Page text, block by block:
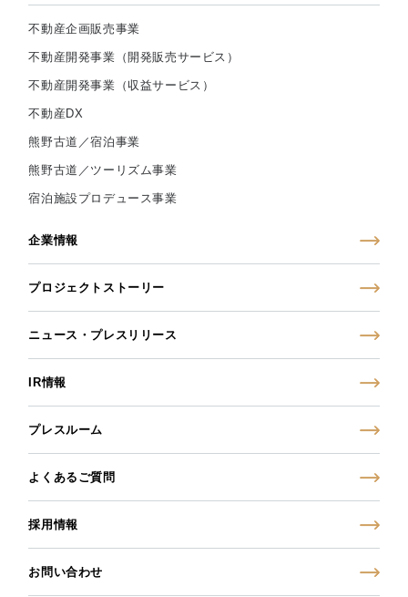
不動産企画販売事業
不動産開発事業（開発販売サービス）
不動産開発事業（収益サービス）
不動産DX
熊野古道／宿泊事業
熊野古道／ツーリズム事業
宿泊施設プロデュース事業
企業情報
プロジェクトストーリー
ニュース・プレスリリース
IR情報
プレスルーム
よくあるご質問
採用情報
お問い合わせ